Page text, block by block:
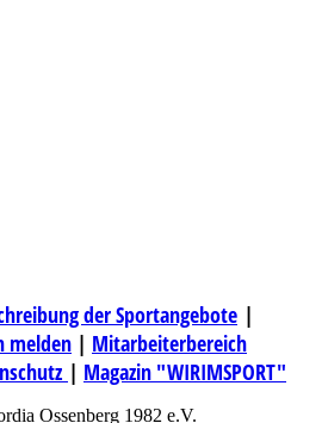
der Sportangebote |
melden | Mitarbeiterbereich
| Magazin "WIRIMSPORT"
Ossenberg 1982 e.V.